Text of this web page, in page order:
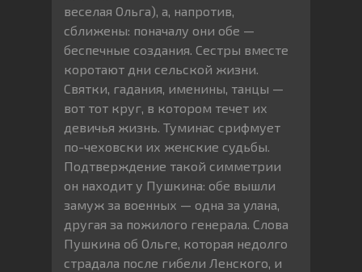
веселая Ольга), а, напротив,
сближены: поначалу они обе —
беспечные создания. Сестры вместе
коротают дни сельской жизни.
Святки, гадания, именины, танцы —
вот тот круг, в котором течет их
девичья жизнь. Туминас срифмует
по-чеховски их женские судьбы.
Подтверждение такой симметрии
он находит у Пушкина: обе вышли
замуж за военных — одна за улана,
другая за пожилого генерала. Слова
Пушкина об Ольге, которая недолго
страдала после гибели Ленского, и